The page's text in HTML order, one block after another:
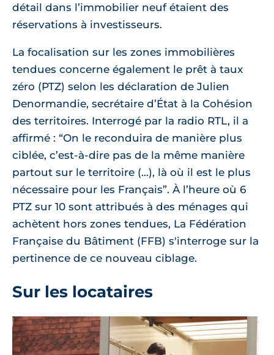
détail dans l’immobilier neuf étaient des
réservations à investisseurs.
La focalisation sur les zones immobilières
tendues concerne également le prêt à taux
zéro (PTZ) selon les déclaration de Julien
Denormandie, secrétaire d’État à la Cohésion
des territoires. Interrogé par la radio RTL, il a
affirmé : “On le reconduira de manière plus
ciblée, c’est-à-dire pas de la même manière
partout sur le territoire (…), là où il est le plus
nécessaire pour les Français”. À l’heure où 6
PTZ sur 10 sont attribués à des ménages qui
achètent hors zones tendues, La Fédération
Française du Bâtiment (FFB) s'interroge sur la
pertinence de ce nouveau ciblage.
Sur les locataires